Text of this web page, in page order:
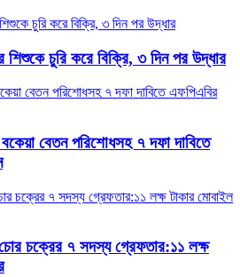
চুরি করে বিক্রি, ৩ দিন পর উদ্ধার
বেতন পরিশোধসহ ৭ দফা দাবিতে
চক্রের ৭ সদস্য গ্রেফতার:১১ লক্ষ